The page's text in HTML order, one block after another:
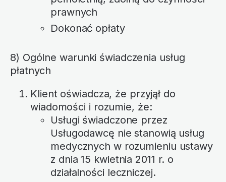
prawnych
Dokonać opłaty
8) Ogólne warunki świadczenia usług
płatnych
Klient oświadcza, że przyjął do
wiadomości i rozumie, że:
Usługi świadczone przez
Usługodawcę nie stanowią usług
medycznych w rozumieniu ustawy
z dnia 15 kwietnia 2011 r. o
działalności leczniczej.